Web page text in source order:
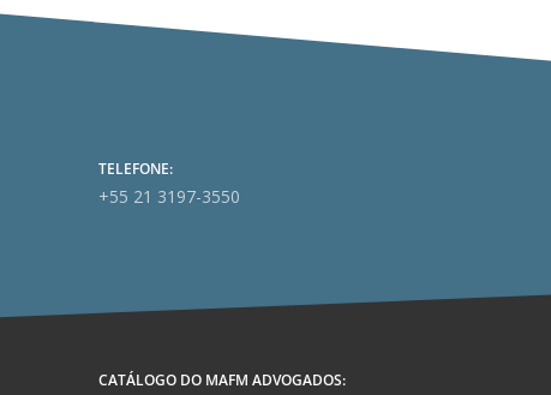
TELEFONE:
+55 21 3197-3550
CATÁLOGO DO MAFM ADVOGADOS: